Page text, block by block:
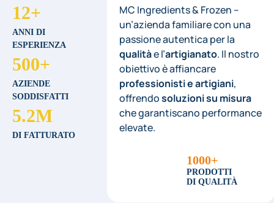
12+
ANNI DI
ESPERIENZA
500+
AZIENDE
SODDISFATTI
5.2M
DI FATTURATO
MC Ingredients & Frozen –
un’azienda familiare con una
passione autentica per la
qualitàe l’artigianato. Il nostro
obiettivo è affiancare
professionisti e artigiani,
offrendosoluzioni su misura
che garantiscano performance
elevate.
1000+
PRODOTTI
DI QUALITÀ